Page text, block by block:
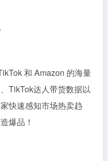
和 Amazon 的海量
TikTok达人带货数据以
快速感知市场热卖趋
爆品！